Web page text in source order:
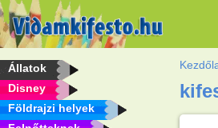
Állatok
Disney
Földrajzi helyek